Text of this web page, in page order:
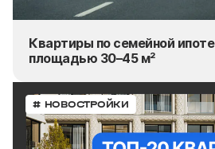
Квартиры по семейной
площадью 30–45 м²
# НОВОСТРОЙКИ